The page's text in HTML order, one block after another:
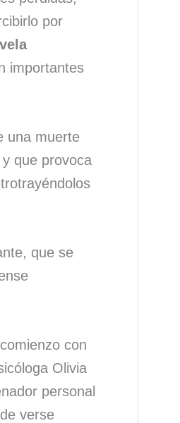
por
importantes
una muerte
que provoca
que se
con
Olivia
personal
verse